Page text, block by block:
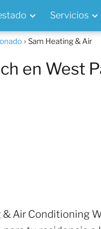
Servicios
Sam Heating & Air
en West
& Air Conditioning